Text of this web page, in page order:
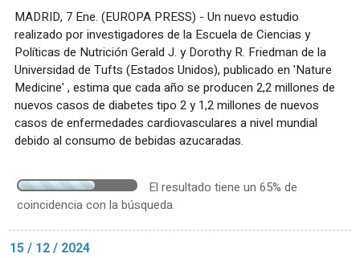
MADRID, 7 Ene. (EUROPA PRESS) - Un nuevo estudio
realizado por investigadores de la Escuela de Ciencias y
Políticas de Nutrición Gerald J. y Dorothy R. Friedman de la
Universidad de Tufts (Estados Unidos), publicado en 'Nature
Medicine' , estima que cada año se producen 2,2 millones de
nuevos casos de diabetes tipo 2 y 1,2 millones de nuevos
casos de enfermedades cardiovasculares a nivel mundial
debido al consumo de bebidas azucaradas.
El resultado tiene un 65% de
coincidencia con la búsqueda.
15 / 12 / 2024